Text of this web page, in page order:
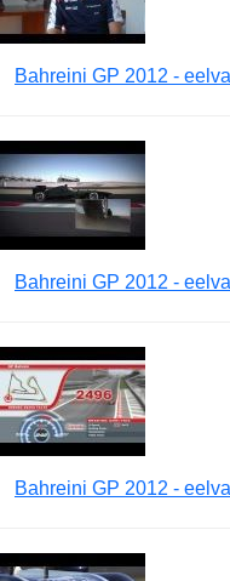
Bahreini GP 2012 -
Bahreini GP 2012 -
Bahreini GP 2012 -